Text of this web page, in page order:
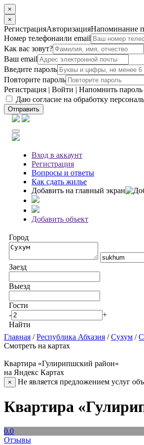
×
×
РегистрацияАвторизацияНапоминание
Номер телефонаили email
Как вас зовут?
Ваш email
Введите пароль
Повторите пароль
Регистрация | Войти | Напомнить пароль
Даю согласие на обработку
Отправить
Вход в аккаунт
Регистрация
Вопросы и ответы
Как сдать жилье
Добавить на главный экран
Добавить объект
Город
Заезд
Выезд
Гости
-
+
Найти
Главная /Республика Абхазия /Сухум /
Смотреть на картах
Квартира «Гулирипшский район»
на Яндекс Картах
× Не является предложением услуг
Квартира
0.0
Отзывы